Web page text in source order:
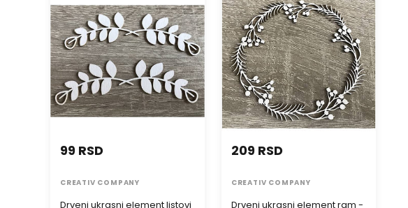
Drveni ukrasni element listovi
99 RSD
CREATIV COMPANY
ornament - 1 kom
Drveni ukrasni element ram -
209 RSD
CREATIV COMPANY